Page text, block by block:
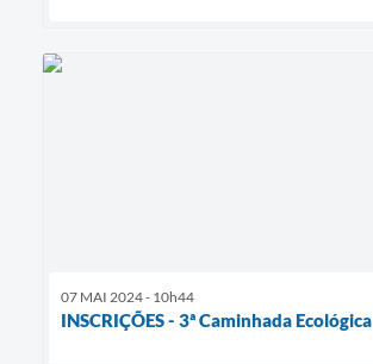
07 MAI 2024 - 10h44
INSCRIÇÕES - 3ª Caminhada Ecológica